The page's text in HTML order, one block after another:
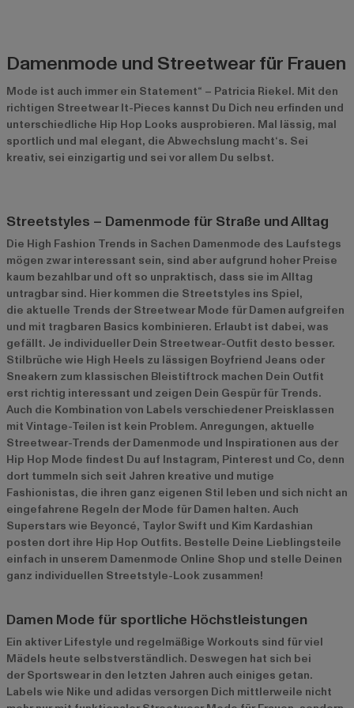
Damenmode und Streetwear für Frauen
Mode ist auch immer ein Statement“ – Patricia Riekel. Mit den
richtigen Streetwear It-Pieces kannst Du Dich neu erfinden und
unterschiedliche Hip Hop Looks ausprobieren. Mal lässig, mal
sportlich und mal elegant, die Abwechslung macht‘s. Sei
kreativ, sei einzigartig und sei vor allem Du selbst.
Streetstyles – Damenmode für Straße und Alltag
Die High Fashion Trends in Sachen Damenmode des Laufstegs
mögen zwar interessant sein, sind aber aufgrund hoher Preise
kaum bezahlbar und oft so unpraktisch, dass sie im Alltag
untragbar sind. Hier kommen die Streetstyles ins Spiel,
die aktuelle Trends der Streetwear Mode für Damen aufgreifen
und mit tragbaren Basics kombinieren. Erlaubt ist dabei, was
gefällt. Je individueller Dein Streetwear-Outfit desto besser.
Stilbrüche wie High Heels zu lässigen Boyfriend Jeans oder
Sneakern zum klassischen Bleistiftrock machen Dein Outfit
erst richtig interessant und zeigen Dein Gespür für Trends.
Auch die Kombination von Labels verschiedener Preisklassen
mit Vintage-Teilen ist kein Problem. Anregungen, aktuelle
Streetwear-Trends der Damenmode und Inspirationen aus der
Hip Hop Mode findest Du auf Instagram, Pinterest und Co, denn
dort tummeln sich seit Jahren kreative und mutige
Fashionistas, die ihren ganz eigenen Stil leben und sich nicht an
eingefahrene Regeln der Mode für Damen halten. Auch
Superstars wie Beyoncé, Taylor Swift und Kim Kardashian
posten dort ihre Hip Hop Outfits. Bestelle Deine Lieblingsteile
einfach in unserem Damenmode Online Shop und stelle Deinen
ganz individuellen Streetstyle-Look zusammen!
Damen Mode für sportliche Höchstleistungen
Ein aktiver Lifestyle und regelmäßige Workouts sind für viel
Mädels heute selbstverständlich. Deswegen hat sich bei
der Sportswear in den letzten Jahren auch einiges getan.
Labels wie Nike und adidas versorgen Dich mittlerweile nicht